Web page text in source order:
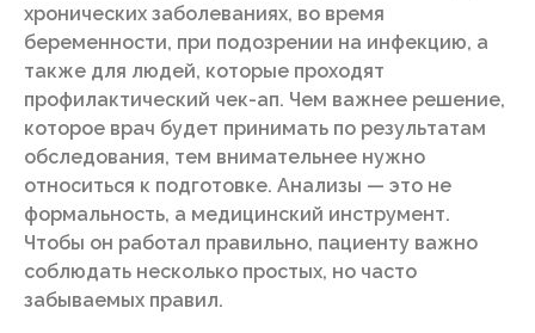
хронических заболеваниях, во время
беременности, при подозрении на инфекцию, а
также для людей, которые проходят
профилактический чек-ап. Чем важнее решение,
которое врач будет принимать по результатам
обследования, тем внимательнее нужно
относиться к подготовке. Анализы — это не
формальность, а медицинский инструмент.
Чтобы он работал правильно, пациенту важно
соблюдать несколько простых, но часто
забываемых правил.